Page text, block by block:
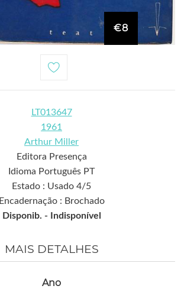
€8
LT013647
1961
Arthur Miller
Editora Presença
Idioma Português PT
Estado : Usado 4/5
Encadernação : Brochado
Disponib. -
Indisponível
MAIS DETALHES
Ano